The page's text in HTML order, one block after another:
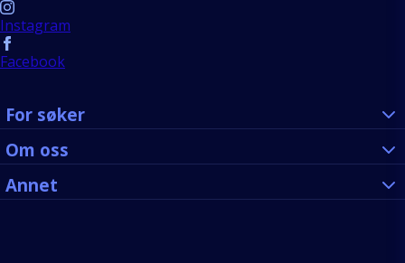
Instagram
Facebook
For søker
Om oss
Annet